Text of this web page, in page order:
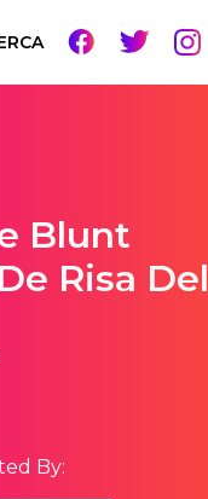
Blunt
Risa Del
By: